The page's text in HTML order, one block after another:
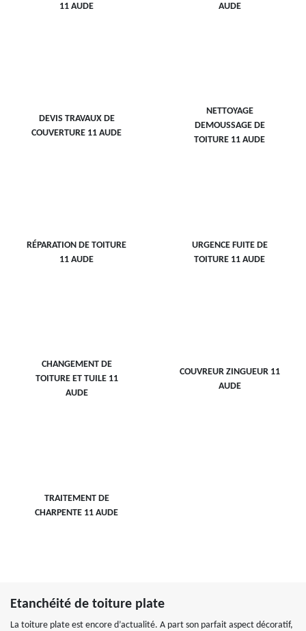
11 AUDE
AUDE
DEVIS TRAVAUX DE
COUVERTURE 11 AUDE
NETTOYAGE
DEMOUSSAGE DE
TOITURE 11 AUDE
RÉPARATION DE TOITURE
11 AUDE
URGENCE FUITE DE
TOITURE 11 AUDE
CHANGEMENT DE
TOITURE ET TUILE 11
AUDE
COUVREUR ZINGUEUR 11
AUDE
TRAITEMENT DE
CHARPENTE 11 AUDE
Etanchéité de toiture plate
La toiture plate est encore d’actualité. A part son parfait aspect décoratif,